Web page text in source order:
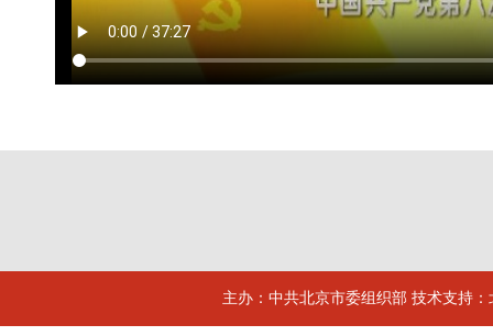
主办：中共北京市委组织部 技术支持